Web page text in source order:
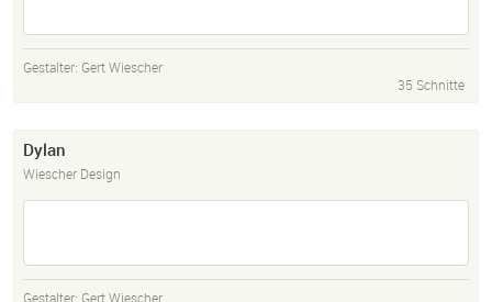
Gestalter: Gert Wiescher
35 Schnitte
Dylan
Wiescher Design
Gestalter: Gert Wiescher